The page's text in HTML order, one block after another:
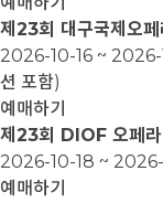
제23회 대구국제오
2026-10-16 ~ 2026-
션 포함)
예매하기
제23회 DIOF 오페
2026-10-18 ~
예매하기